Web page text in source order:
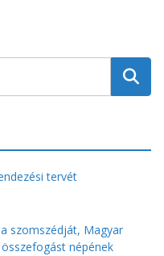
tervét
szomszédját, Magyar
népének